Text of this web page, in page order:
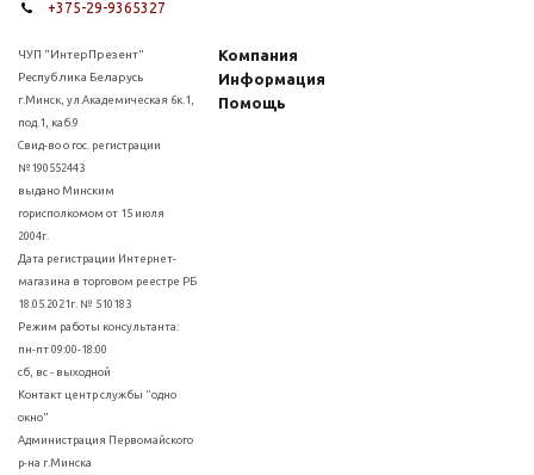
+375-29-9365327
ЧУП "ИнтерПрезент"
Республика Беларусь
г.Минск, ул.Академическая 6к.1,
под.1, каб.9
Свид-во о гос. регистрации
№190552443
выдано Минским
горисполкомом от 15 июля
2004г.
Дата регистрации Интернет-
магазина в торговом реестре РБ
18.05.2021г. № 510183
Режим работы консультанта:
пн-пт 09:00-18:00
сб, вс - выходной
Контакт центр службы "одно
окно"
Администрация Первомайского
р-на г.Минска
Компания
Информация
Помощь